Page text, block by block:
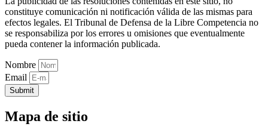
constituye comunicación ni notificación válida de las mismas para
efectos legales. El Tribunal de Defensa de la Libre Competencia no
se responsabiliza por los errores u omisiones que eventualmente
pueda contener la información publicada.
Nombre
Email
Submit
Mapa de sitio